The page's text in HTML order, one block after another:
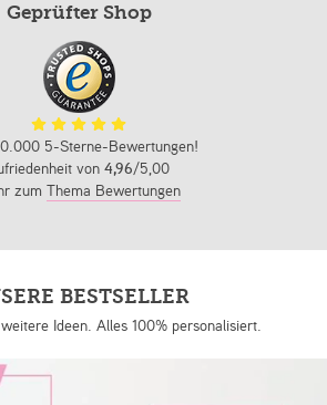
Geprüfter Shop
5-Sterne-Bewertungen!
von 4,96/5,00
zum Thema Bewertungen
BESTSELLER
Ideen. Alles 100% personalisiert.